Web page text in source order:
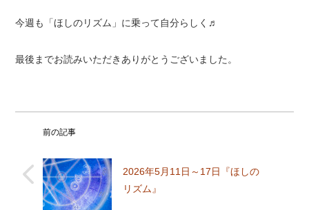
今週も「ほしのリズム」に乗って自分らしく♬
最後までお読みいただきありがとうございました。
前の記事
2026年5月11日～17日『ほしの
リズム』